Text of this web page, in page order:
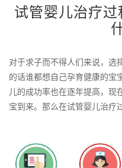
试管婴儿治疗
对于求子而不得人们来说，选
的话谁都想自己孕育健康的宝
儿的成功率也在逐年提高，现
宝到来。那么在试管婴儿治疗